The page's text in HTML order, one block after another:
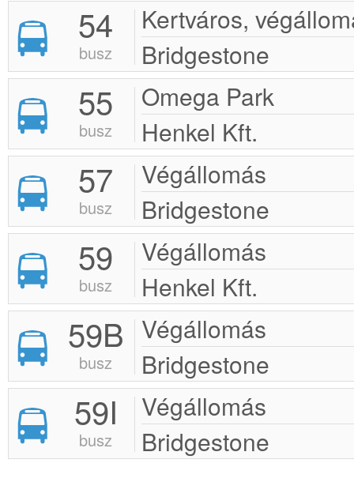
54
busz
Kertváros,
Bridgestone
55
busz
Omega Park
Henkel Kft.
57
busz
Végállomás
Bridgestone
59
busz
Végállomás
Henkel Kft.
59B
busz
Végállomás
Bridgestone
59I
busz
Végállomás
Bridgestone